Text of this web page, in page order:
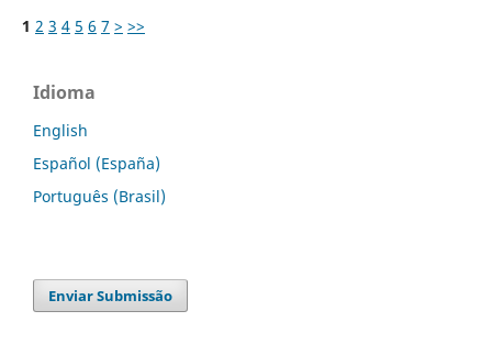
1 2 3 4 5 6 7 > >>
Idioma
English
Español (España)
Português (Brasil)
Enviar Submissão